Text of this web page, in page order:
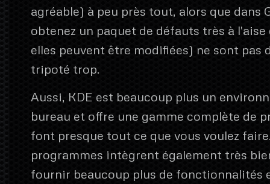
agréable) à peu près tout, alors que dans
obtenez un paquet de défauts très à l'aise
elles peuvent être modifiées) ne sont pas
tripoté trop.
Aussi, KDE est beaucoup plus un
bureau et offre une gamme complète de
font presque tout ce que vous voulez
programmes intègrent également très
fournir beaucoup plus de fonctionnalités